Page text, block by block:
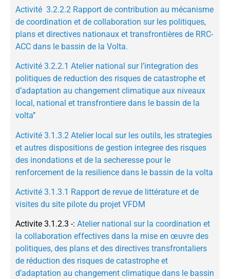
Activité 3.2.2.2 Rapport de contribution au mécanisme
de coordination et de collaboration sur les politiques,
plans et directives nationaux et transfrontières de RRC-
ACC dans le bassin de la Volta.
Activité 3.2.2.1 Atelier national sur l’integration des
politiques de reduction des risques de catastrophe et
d’adaptation au changement climatique aux niveaux
local, national et transfrontiere dans le bassin de la
volta’’
Activité 3.1.3.2 Atelier local sur les outils, les strategies
et autres dispositions de gestion integree des risques
des inondations et de la secheresse pour le
renforcement de la resilience dans le bassin de la volta
Activité 3.1.3.1 Rapport de revue de littérature et de
visites du site pilote du projet VFDM
Activite 3.1.2.3 -: Atelier national sur la coordination et
la collaboration effectives dans la mise en œuvre des
politiques, des plans et des directives transfrontaliers
de réduction des risques de catastrophe et
d’adaptation au changement climatique dans le bassin